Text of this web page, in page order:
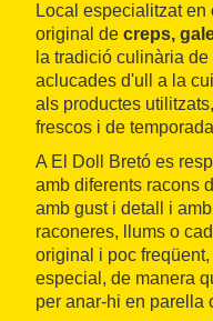
Local especialitzat en
original de creps,
la tradició culinària
aclucades d'ull a la
als productes
frescos i de
A El Doll Bretó es
amb diferents racons
amb gust i detall i amb
raconeres, llums o
original i poc
especial, de manera
per anar-hi en parella